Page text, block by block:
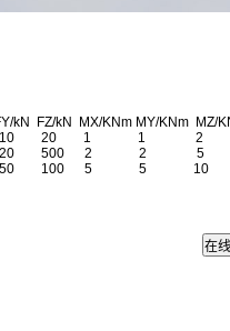
kN MX/KNm MY/KNm MZ/
10 10 20 1 1 2
20 20 500 2 2 5
50 50 100 5 5 10